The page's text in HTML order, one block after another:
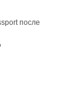
после